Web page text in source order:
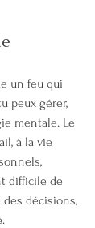
un feu qui
peux gérer,
mentale. Le
à la vie
difficile de
décisions,